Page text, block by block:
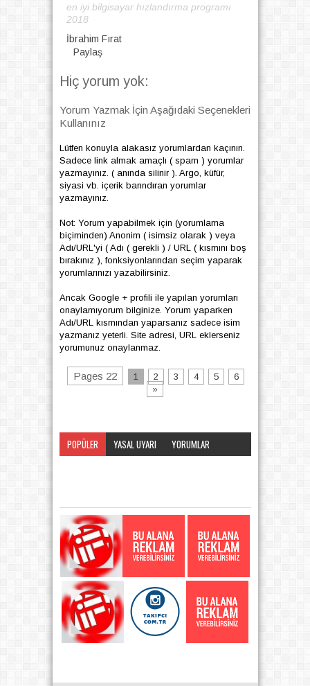
en iyi bilgisayar hızlandırma programı
2018
İbrahim Fırat
Paylaş
Hiç yorum yok:
Yorum Yazmak İçin Aşağıdaki Seçenekleri
Kullanınız
Lütfen konuyla alakasız yorumlardan kaçının.
Sadece link almak amaçlı ( spam ) yorumlar
yazmayınız. ( anında silinir ). Argo, küfür,
siyasi vb. içerik barındıran yorumlar
yazmayınız.
Not: Yorum yapabilmek için (yorumlama
biçiminden) Anonim ( isimsiz olarak ) veya
Adı/URL'yi ( Adı ( gerekli ) / URL ( kısmını boş
bırakınız ), fonksiyonlarından seçim yaparak
yorumlarınızı yazabilirsiniz.
Ancak Google + profili ile yapılan yorumları
onaylamıyorum bilginize. Yorum yaparken
Adı/URL kısmından yaparsanız sadece isim
yazmanız yeterli. Site adresi, URL eklerseniz
yorumunuz onaylanmaz.
Pages 22 1 2 3 4 5
6
»
POPÜLER YASAL UYARI
YORUMLAR